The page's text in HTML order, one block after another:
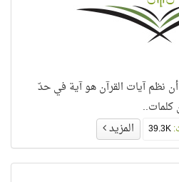
نظم آيات القرآن هو آية في حدّ
39.3K المزيد